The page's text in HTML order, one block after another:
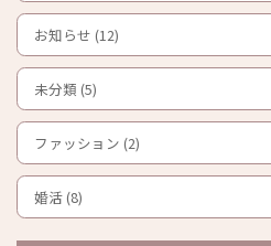
お知らせ (12)
未分類 (5)
ファッション (2)
婚活 (8)